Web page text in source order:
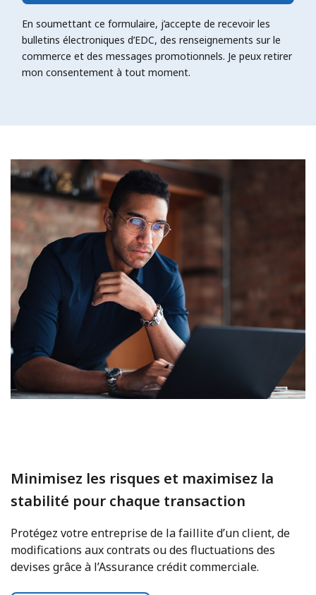
En soumettant ce formulaire, j’accepte de recevoir les
bulletins électroniques d’EDC, des renseignements sur le
commerce et des messages promotionnels. Je peux retirer
mon consentement à tout moment.
Minimisez les risques et maximisez la
stabilité pour chaque transaction
Protégez votre entreprise de la faillite d’un client, de
modifications aux contrats ou des fluctuations des
devises grâce à l’Assurance crédit commerciale.